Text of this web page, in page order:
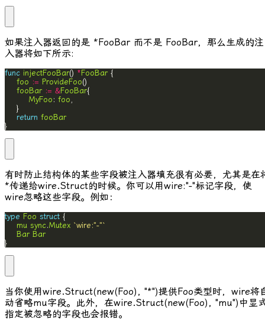
如果注入器返回的是 *FooBar 而不是 FooBar，那么生成的注
入器将如下所示:
func injectFooBar() *FooBar
foo := ProvideFoo
fooBar := &FooBar
MyFoo : foo
return fooBar
}
有时防止结构体的某些字段被注入器填充很有必要，尤其是在
*传递给wire.Struct的时候。你可以用wire:"-"标记字段，使
wire忽略这些字段。例如：
type Foo struct
mu sync.Mutex `wire:"-"`
Bar Bar
}
当你使用wire.Struct(new(Foo), "*")提供Foo类型时， wire将
动省略mu字段。此外，在wire.Struct(new(Foo), "mu") 中显
指定被忽略的字段也会报错。